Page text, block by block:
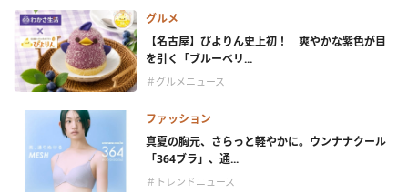
グルメ
【名古屋】ぴよりん史上初！ 爽やかな紫色が目
を引く「ブルーベリ...
＃グルメニュース
ファッション
真夏の胸元、さらっと軽やかに。ウンナナクール
「364ブラ」、通...
＃トレンドニュース